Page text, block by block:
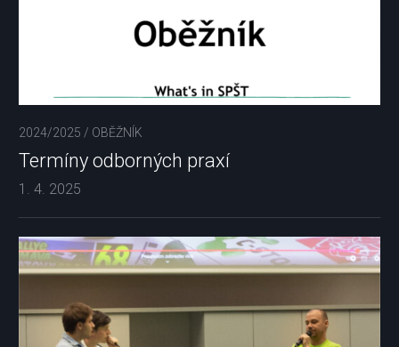
2024/2025 / OBĚŽNÍK
Termíny odborných praxí
1. 4. 2025